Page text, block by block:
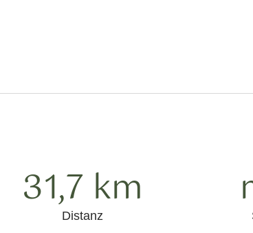
Distanz
31,7 km